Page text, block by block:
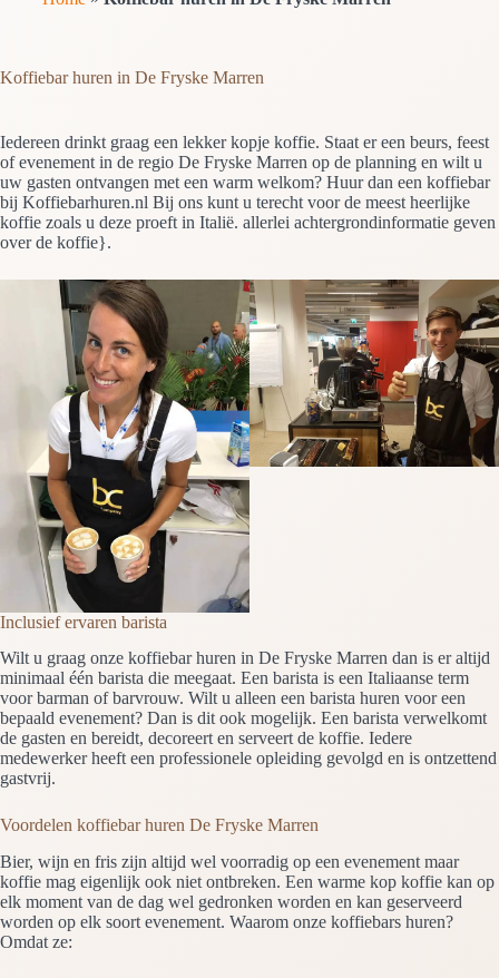
Koffiebar huren in De Fryske Marren
Iedereen drinkt graag een lekker kopje koffie. Staat er een beurs, feest
of evenement in de regio De Fryske Marren op de planning en wilt u
uw gasten ontvangen met een warm welkom? Huur dan een koffiebar
bij Koffiebarhuren.nl Bij ons kunt u terecht voor de meest heerlijke
koffie zoals u deze proeft in Italië. allerlei achtergrondinformatie geven
over de koffie}.
Inclusief ervaren barista
Wilt u graag onze koffiebar huren in De Fryske Marren dan is er altijd
minimaal één barista die meegaat. Een barista is een Italiaanse term
voor barman of barvrouw. Wilt u alleen een barista huren voor een
bepaald evenement? Dan is dit ook mogelijk. Een barista verwelkomt
de gasten en bereidt, decoreert en serveert de koffie. Iedere
medewerker heeft een professionele opleiding gevolgd en is ontzettend
gastvrij.
Voordelen koffiebar huren De Fryske Marren
Bier, wijn en fris zijn altijd wel voorradig op een evenement maar
koffie mag eigenlijk ook niet ontbreken. Een warme kop koffie kan op
elk moment van de dag wel gedronken worden en kan geserveerd
worden op elk soort evenement. Waarom onze koffiebars huren?
Omdat ze: